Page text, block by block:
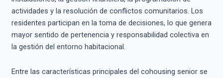
actividades y la resolución de conflictos comunitarios. Los
residentes participan en la toma de decisiones, lo que genera
mayor sentido de pertenencia y responsabilidad colectiva en
la gestión del entorno habitacional.
Entre las características principales del cohousing senior se